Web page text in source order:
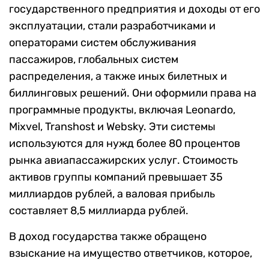
государственного предприятия и доходы от его
эксплуатации, стали разработчиками и
операторами систем обслуживания
пассажиров, глобальных систем
распределения, а также иных билетных и
биллинговых решений. Они оформили права на
программные продукты, включая Leonardo,
Mixvel, Transhost и Websky. Эти системы
используются для нужд более 80 процентов
рынка авиапассажирских услуг. Стоимость
активов группы компаний превышает 35
миллиардов рублей, а валовая прибыль
составляет 8,5 миллиарда рублей.
В доход государства также обращено
взыскание на имущество ответчиков, которое,